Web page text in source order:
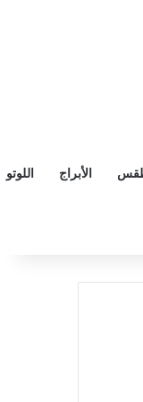
الأبراج اللوتو